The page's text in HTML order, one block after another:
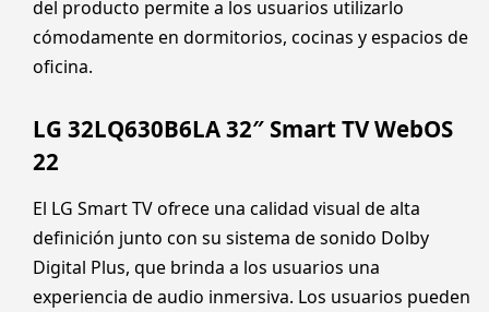
del producto permite a los usuarios utilizarlo
cómodamente en dormitorios, cocinas y espacios de
oficina.
LG 32LQ630B6LA 32″ Smart TV WebOS
22
El LG Smart TV ofrece una calidad visual de alta
definición junto con su sistema de sonido Dolby
Digital Plus, que brinda a los usuarios una
experiencia de audio inmersiva. Los usuarios pueden